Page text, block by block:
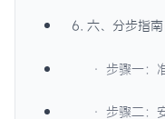
6. 六、分步指
· 步骤一：
· 步骤二：